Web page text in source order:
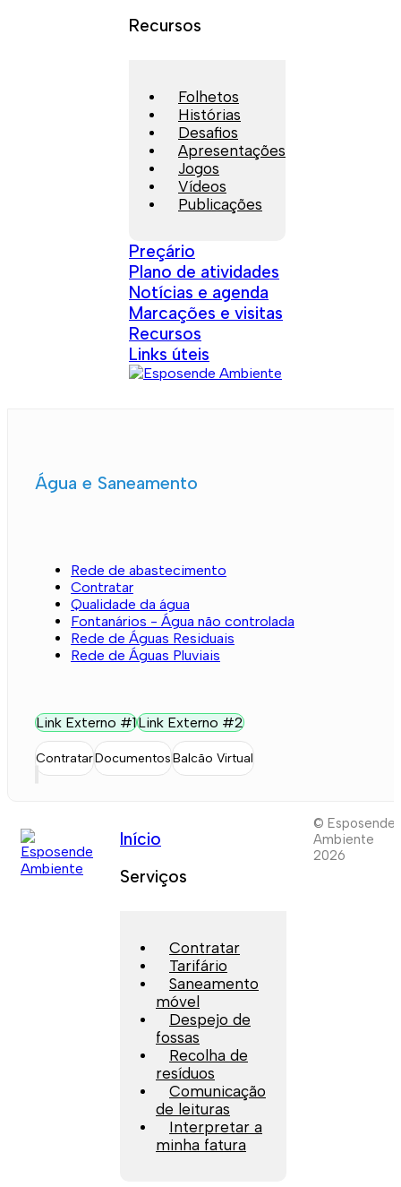
Recursos
Folhetos
Histórias
Desafios
Apresentações
Jogos
Vídeos
Publicações
Preçário
Plano de atividades
Notícias e agenda
Marcações e visitas
Recursos
Links úteis
Água e Saneamento
Rede de abastecimento
Contratar
Qualidade da água
Fontanários - Água não controlada
Rede de Águas Residuais
Rede de Águas Pluviais
Link Externo #1Link Externo #2
ContratarDocumentosBalcão Virtual
Início
Serviços
Contratar
Tarifário
Saneamento
móvel
Despejo de
fossas
Recolha de
resíduos
Comunicação
de leituras
Interpretar a
minha fatura
© Esposende
Ambiente
2026